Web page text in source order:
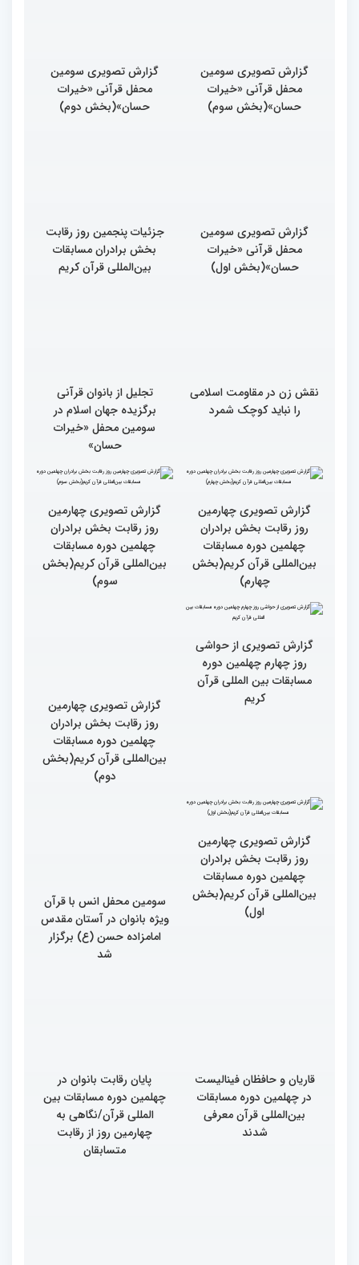
گزارش تصویری سومین
محفل قرآنی «خیرات
حسان»(بخش سوم)
گزارش تصویری سومین
محفل قرآنی «خیرات
حسان»(بخش دوم)
گزارش تصویری سومین
محفل قرآنی «خیرات
حسان»(بخش اول)
جزئیات پنجمین روز رقابت
بخش برادران مسابقات
بین‌المللی قرآن کریم
نقش زن در مقاومت اسلامی
را نباید کوچک شمرد
تجلیل از بانوان قرآنی
برگزیده جهان اسلام در
سومین محفل «خیرات
حسان»
گزارش تصویری چهارمین
روز رقابت بخش برادران
چهلمین دوره مسابقات
بین‌المللی قرآن کریم(بخش
چهارم)
گزارش تصویری چهارمین
روز رقابت بخش برادران
چهلمین دوره مسابقات
بین‌المللی قرآن کریم(بخش
سوم)
گزارش تصویری از حواشی
روز چهارم چهلمین دوره
مسابقات بین المللی قرآن
کریم
گزارش تصویری چهارمین
روز رقابت بخش برادران
چهلمین دوره مسابقات
بین‌المللی قرآن کریم(بخش
دوم)
گزارش تصویری چهارمین
روز رقابت بخش برادران
چهلمین دوره مسابقات
بین‌المللی قرآن کریم(بخش
اول)
سومین محفل انس با قرآن
ویژه بانوان در آستان مقدس
امامزاده حسن (ع) برگزار
شد
قاریان و حافظان فینالیست‌
در چهلمین دوره مسابقات
بین‌المللی قرآن معرفی
شدند
پایان رقابت بانوان در
چهلمین دوره مسابقات بین
المللی قرآن/نگاهی به
چهارمین روز از رقابت
متسابقان